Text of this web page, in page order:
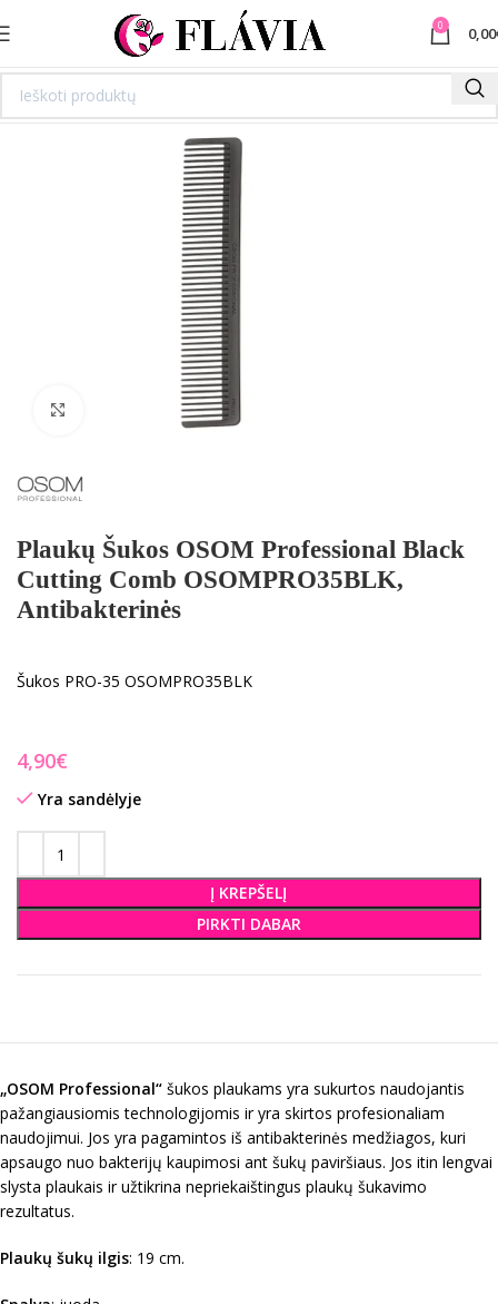
0 0,00
Spustelėkite norėdami padidinti
Plaukų Šukos OSOM Professional Black
Cutting Comb OSOMPRO35BLK,
Antibakterinės
Šukos PRO-35 OSOMPRO35BLK
€
Yra sandėlyje
Į KREPŠELĮ
PIRKTI DABAR
„OSOM Professional“ šukos plaukams yra sukurtos naudojantis
pažangiausiomis technologijomis ir yra skirtos profesionaliam
naudojimui. Jos yra pagamintos iš antibakterinės medžiagos, kuri
apsaugo nuo bakterijų kaupimosi ant šukų paviršiaus. Jos itin lengvai
slysta plaukais ir užtikrina nepriekaištingus plaukų šukavimo
rezultatus.
Plaukų šukų ilgis: 19 cm.